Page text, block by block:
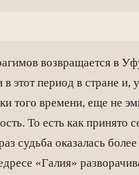
возвращается в
этот период в стране
того времени, еще не
То есть как принято
судьба оказалась
«Галия»